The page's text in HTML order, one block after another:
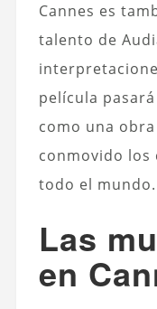
Cannes es
talento de
película
como una
conmovido los
todo el mundo.
Las
en